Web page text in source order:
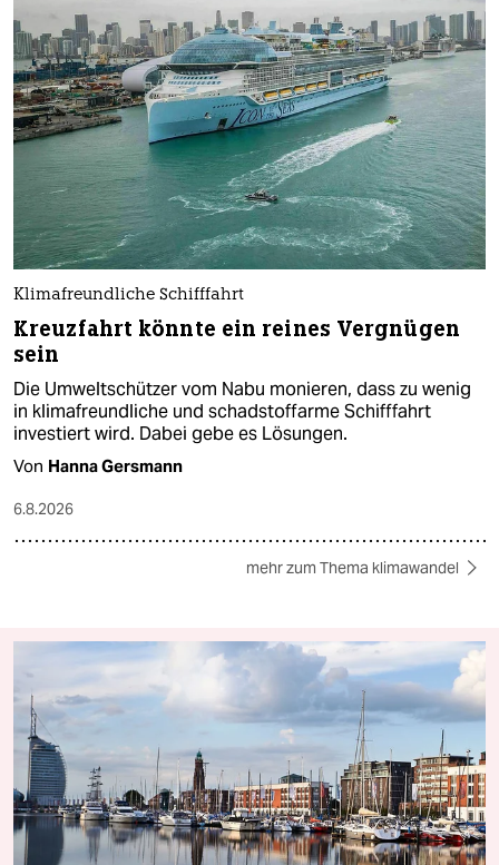
Klimafreundliche Schifffahrt
Kreuzfahrt könnte ein reines Vergnügen
sein
Die Umweltschützer vom Nabu monieren, dass zu wenig
in klimafreundliche und schadstoffarme Schifffahrt
investiert wird. Dabei gebe es Lösungen.
Von Hanna Gersmann
6.8.2026
mehr zum Thema klimawandel